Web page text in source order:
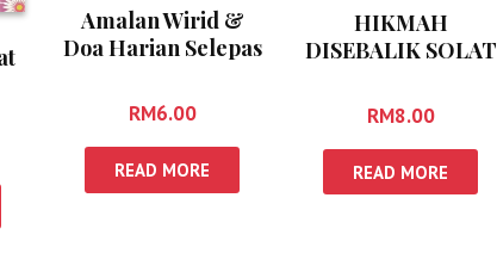
Amalan Wirid &
Doa Harian Selepas
RM6.00
READ MORE
HIKMAH
DISEBALIK SOLAT
RM8.00
READ MORE